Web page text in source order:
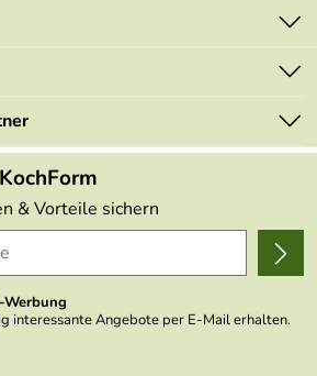
& Vorteile sichern
Werbung
interessante Angebote per E-Mail erhalten.
wird nicht an andere Unternehmen
Zwecken wird in anonymer Form